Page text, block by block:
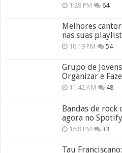
1:28 PM 64
Melhores
nas suas
10:19 PM 54
Grupo de
Organizar e
11:42 AM 48
Bandas de rock
agora no Spotify
1:58 PM 33
Tau